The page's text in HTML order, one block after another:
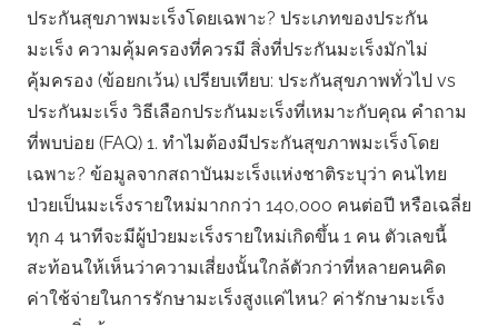
ประกันสุขภาพมะเร็งโดยเฉพาะ? ประเภทของประกัน
มะเร็ง ความคุ้มครองที่ควรมี สิ่งที่ประกันมะเร็งมักไม่
คุ้มครอง (ข้อยกเว้น) เปรียบเทียบ: ประกันสุขภาพทั่วไป vs
ประกันมะเร็ง วิธีเลือกประกันมะเร็งที่เหมาะกับคุณ คำถาม
ที่พบบ่อย (FAQ) 1. ทำไมต้องมีประกันสุขภาพมะเร็งโดย
เฉพาะ? ข้อมูลจากสถาบันมะเร็งแห่งชาติระบุว่า คนไทย
ป่วยเป็นมะเร็งรายใหม่มากกว่า 140,000 คนต่อปี หรือเฉลี่ย
ทุก 4 นาทีจะมีผู้ป่วยมะเร็งรายใหม่เกิดขึ้น 1 คน ตัวเลขนี้
สะท้อนให้เห็นว่าความเสี่ยงนั้นใกล้ตัวกว่าที่หลายคนคิด
ค่าใช้จ่ายในการรักษามะเร็งสูงแค่ไหน? ค่ารักษามะเร็ง